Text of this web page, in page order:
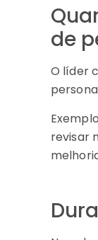
de
O líder
revisar